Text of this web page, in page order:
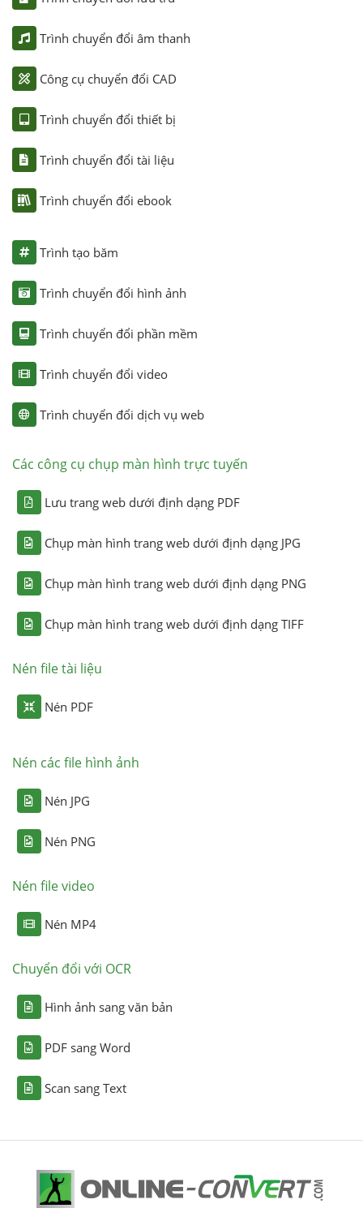
Trình chuyển đổi âm thanh
Công cụ chuyển đổi CAD
Trình chuyển đổi thiết bị
Trình chuyển đổi tài liệu
Trình chuyển đổi ebook
Trình tạo băm
Trình chuyển đổi hình ảnh
Trình chuyển đổi phần mềm
Trình chuyển đổi video
Trình chuyển đổi dịch vụ web
Các công cụ chụp màn hình trực tuyến
Lưu trang web dưới định dạng PDF
Chụp màn hình trang web dưới định dạng JPG
Chụp màn hình trang web dưới định dạng PNG
Chụp màn hình trang web dưới định dạng TIFF
Nén file tài liệu
Nén PDF
Nén các file hình ảnh
Nén JPG
Nén PNG
Nén file video
Nén MP4
Chuyển đổi với OCR
Hình ảnh sang văn bản
PDF sang Word
Scan sang Text